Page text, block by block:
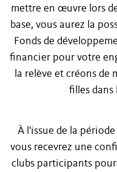
mettre en œuvre lors
base, vous aurez la
Fonds de
financier pour votre
la relève et créons de
filles dans
À l'issue de la
vous recevrez une
clubs participants